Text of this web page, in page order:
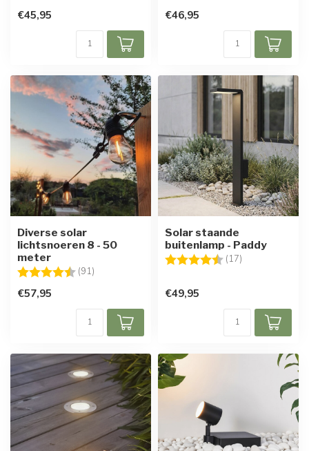
€45,95 €46,95
Diverse solar
lichtsnoeren 8 - 50
meter
Beoordeling: (91)
€57,95
Solar staande
buitenlamp - Paddy
Beoordeling: (17)
€49,95